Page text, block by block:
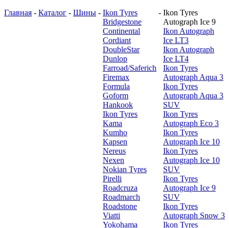
Главная - Каталог - Шины - Ikon Tyres
Bridgestone
Continental
Cordiant
DoubleStar
Dunlop
Farroad/Saferich
Firemax
Formula
Goform
Hankook
Ikon Tyres
Kama
Kumho
Kapsen
Nereus
Nexen
Nokian Tyres
Pirelli
Roadcruza
Roadmarch
Roadstone
Viatti
Yokohama
- Ikon Tyres
Autograph Ice 9
Ikon Autograph
Ice LT3
Ikon Autograph
Ice LT4
Ikon Tyres
Autograph Aqua 3
Ikon Tyres
Autograph Aqua 3
SUV
Ikon Tyres
Autograph Eco 3
Ikon Tyres
Autograph Ice 10
Ikon Tyres
Autograph Ice 10
SUV
Ikon Tyres
Autograph Ice 9
SUV
Ikon Tyres
Autograph Snow 3
Ikon Tyres